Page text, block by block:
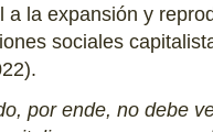
a la expansión y
sociales
por ende, no debe